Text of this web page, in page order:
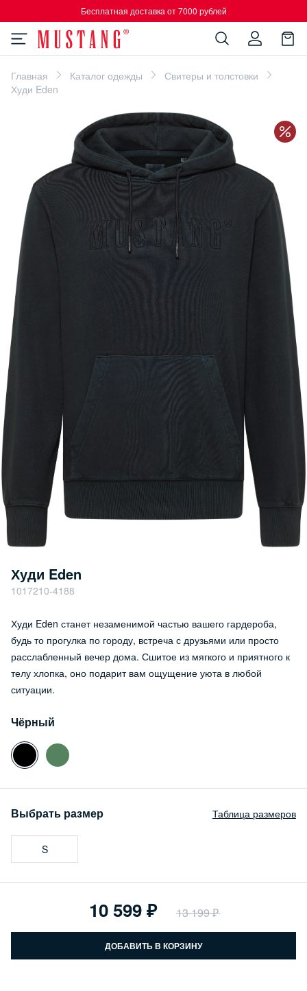
Бесплатная доставка от 7000 рублей
Главная Каталог одежды
Свитеры и толстовки
Худи Eden
Худи Eden
1017210-4188
Худи Eden станет незаменимой частью вашего гардероба,
будь то прогулка по городу, встреча с друзьями или просто
расслабленный вечер дома. Сшитое из мягкого и приятного к
телу хлопка, оно подарит вам ощущение уюта в любой
ситуации.
Чёрный
Выбрать размер Таблица размеров
S
ДОБАВИТЬ В КОРЗИНУ
10 599 13 199